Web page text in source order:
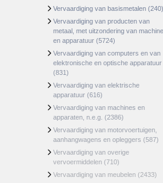
Vervaardiging van basismetalen (240)
Vervaardiging van producten van
metaal, met uitzondering van
en apparatuur (5724)
Vervaardiging van computers en van
elektronische en optische apparatuur
(831)
Vervaardiging van elektrische
apparatuur (616)
Vervaardiging van machines en
apparaten, n.e.g. (2386)
Vervaardiging van motorvoertuigen,
aanhangwagens en opleggers (587)
Vervaardiging van overige
vervoermiddelen (710)
Vervaardiging van meubelen (2433)